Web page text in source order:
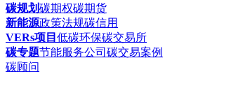
碳规划碳期权碳期货
新能源政策法规碳信用
VERs项目 低碳环保碳交易所
碳专题节能服务公司 碳交易案例
碳顾问